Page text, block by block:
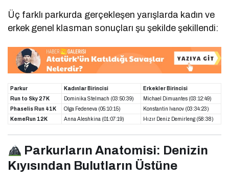
Üç farklı parkurda gerçekleşen yarışlarda kadın ve
erkek genel klasman sonuçları şu şekilde şekillendi:
Parkur Kadınlar Birincisi
Erkekler Birincisi
Run to Sky 27K
Dominika Stelmach (03:50:39)
Michael Dimuantes (03:12:49)
Phaselis Run 41K
Olga Fedeneva (05:10:15)
Konstantin Ivanov (03:34:23)
KemeRun 12K
Anna Aleshkina (01:07:19) Hızır Deniz Demirleng (58:38)
Parkurların Anatomisi: Denizin
Kıyısından Bulutların Üstüne